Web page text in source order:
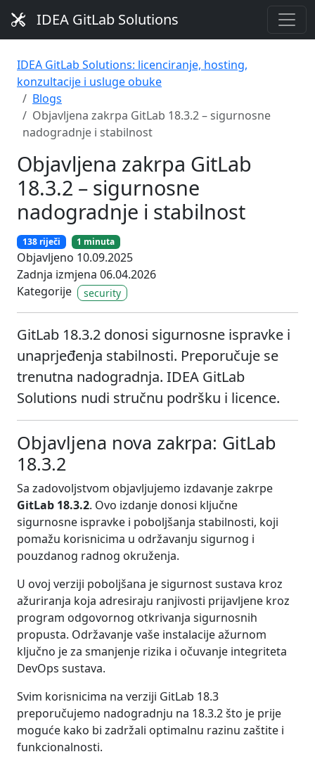
IDEA GitLab Solutions
IDEA GitLab Solutions: licenciranje, hosting,
konzultacije i usluge obuke
Blogs
Objavljena zakrpa GitLab 18.3.2 – sigurnosne
nadogradnje i stabilnost
Objavljena zakrpa GitLab
18.3.2 – sigurnosne
nadogradnje i stabilnost
138 riječi 1 minuta
Objavljeno 10.09.2025
Zadnja izmjena 06.04.2026
Kategorije
security
GitLab 18.3.2 donosi sigurnosne ispravke i
unaprjeđenja stabilnosti. Preporučuje se
trenutna nadogradnja. IDEA GitLab
Solutions nudi stručnu podršku i licence.
Objavljena nova zakrpa: GitLab
18.3.2
Sa zadovoljstvom objavljujemo izdavanje zakrpe
GitLab 18.3.2. Ovo izdanje donosi ključne
sigurnosne ispravke i poboljšanja stabilnosti, koji
pomažu korisnicima u održavanju sigurnog i
pouzdanog radnog okruženja.
U ovoj verziji poboljšana je sigurnost sustava kroz
ažuriranja koja adresiraju ranjivosti prijavljene kroz
program odgovornog otkrivanja sigurnosnih
propusta. Održavanje vaše instalacije ažurnom
ključno je za smanjenje rizika i očuvanje integriteta
DevOps sustava.
Svim korisnicima na verziji GitLab 18.3
preporučujemo nadogradnju na 18.3.2 što je prije
moguće kako bi zadržali optimalnu razinu zaštite i
funkcionalnosti.